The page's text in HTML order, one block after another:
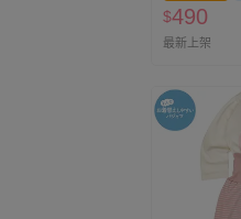
$490
最新上架